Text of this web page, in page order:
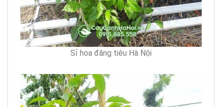
Sỉ hoa đăng tiêu Hà Nội